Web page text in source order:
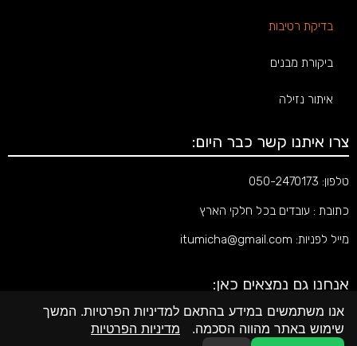
בדיקת רטיבות
ביקורת מבנים
איתור נזילה
צרו איתנו קשר כבר היום:
טלפון: 050-2470173
כתובת : עובדים בכל חלקי הארץ
מייל לפניות: itumicha@gmail.com
אנחנו גם נמצאים כאן:
אנו משתמשים במידע בהתאם למדיניות הפרטיות. המשך
שימוש באתר מהווה הסכמה. מדיניות הפרטיות